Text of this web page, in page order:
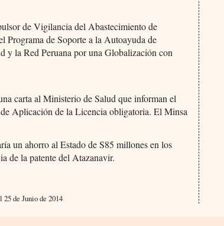
de Vigilancia del Abastecimiento de
Programa de Soporte a la Autoayuda de
y la Red Peruana por una Globalización con
carta al Ministerio de Salud que informan el
Aplicación de la Licencia obligatoria. El Minsa
un ahorro al Estado de S85 millones en los
de la patente del Atazanavir.
25 de Junio de 2014